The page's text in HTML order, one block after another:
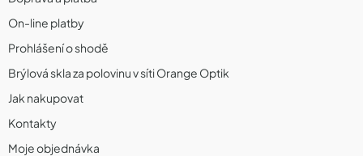
On-line platby
Prohlášení o shodě
Brýlová skla za polovinu v síti Orange Optik
Jak nakupovat
Kontakty
Moje objednávka